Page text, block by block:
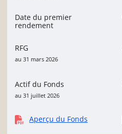
Date du premier
rendement
RFG
au 31 mars 2026
Actif du Fonds
au 31 juillet 2026
Aperçu du Fonds